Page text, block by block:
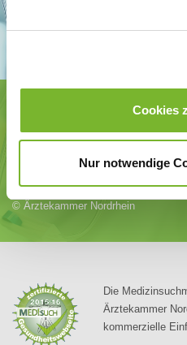
Cookies
Nur notwendige
Tersteegenstr. 9 · 40474 Düsseldorf
Tel.0211 / 4302-0· Fax 0211 / 4302
Körperschaft des öffentlichen Rechts
© Ärztekammer Nordrhein
Die
Ärztekammer
kommerzielle